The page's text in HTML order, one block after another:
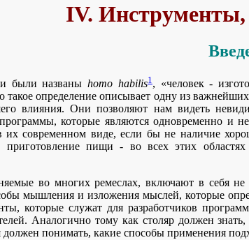
IV.
были названыhomo habilis1, «человек -
такое определение описывает одну из
влияния. Они позволяют нам видеть
которые являются одновременно
современном виде, если бы не наличие
приготовление пищи - во всех этих
во многих ремеслах, включают в себя
мышления и изложения мыслей, которые
которые служат для разработчиков
Аналогично тому как столяр должен
понимать, какие способы применения